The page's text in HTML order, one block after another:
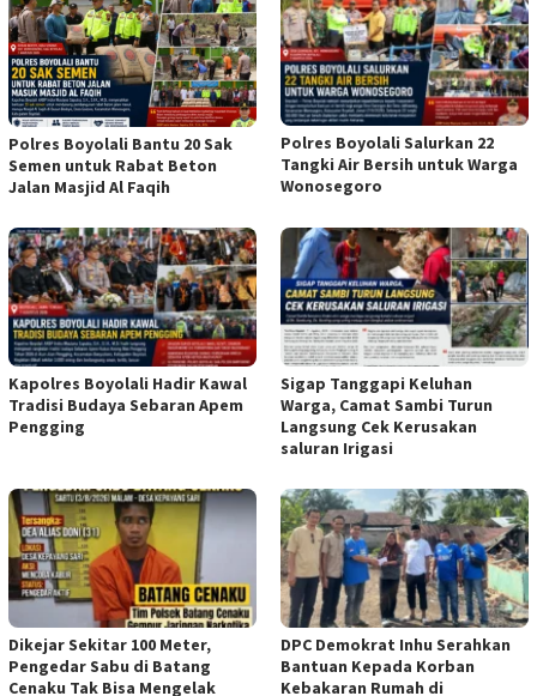
Polres Boyolali Bantu 20 Sak
Semen untuk Rabat Beton
Jalan Masjid Al Faqih
Polres Boyolali Salurkan 22
Tangki Air Bersih untuk Warga
Wonosegoro
Kapolres Boyolali Hadir Kawal
Tradisi Budaya Sebaran Apem
Pengging
Sigap Tanggapi Keluhan
Warga, Camat Sambi Turun
Langsung Cek Kerusakan
saluran Irigasi
Dikejar Sekitar 100 Meter,
Pengedar Sabu di Batang
Cenaku Tak Bisa Mengelak
DPC Demokrat Inhu Serahkan
Bantuan Kepada Korban
Kebakaran Rumah di